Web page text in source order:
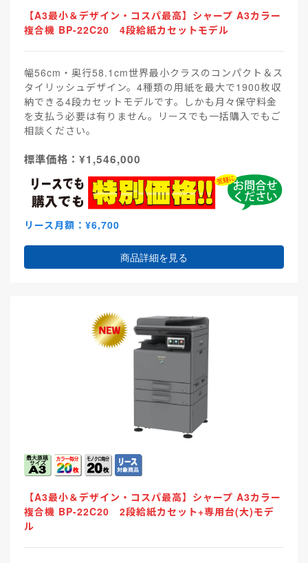
【A3最小＆デザイン・コスパ最高】シャープ A3カラー
複合機 BP-22C20 4段給紙カセットモデル
幅56cm・奥行58.1cm世界最小クラスのコンパクト＆ス
タイリッシュデザイン。4種類の用紙を最大で1900枚収
納できる4段カセットモデルです。しかも月々保守料金
を支払う必要は有りません。リースでも一括購入でもご
相談ください。
標準価格：¥1,546,000
リース月額：¥6,700
商品詳細を見る
【A3最小＆デザイン・コスパ最高】シャープ A3カラー
複合機 BP-22C20 2段給紙カセット+専用台(大)モデ
ル